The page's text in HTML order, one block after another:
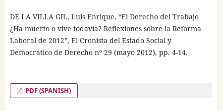
DE LA VILLA GIL, Luis Enrique, “El Derecho del Trabajo
¿Ha muerto o vive todavía? Reflexiones sobre la Reforma
Laboral de 2012”, El Cronista del Estado Social y
Democrático de Derecho nº 29 (mayo 2012), pp. 4-14.
PDF (SPANISH)